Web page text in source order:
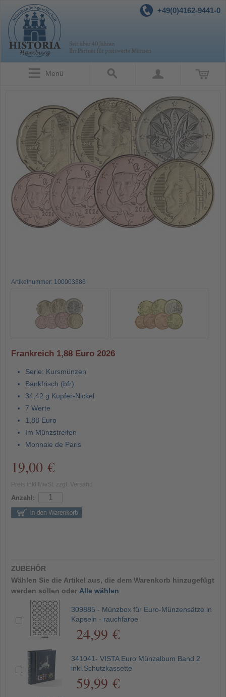
+49(0)4162-9441-0
Menü
Artikelnummer: 100003386
Frankreich 1,88 Euro 2026
Serie: Kursmünzen
Bankfrisch (bfr)
34,42 g Kupfer-Nickel
7 Werte
1,88 Euro
Im Münzstreifen
Monnaie de Paris
19,00 €
Anzahl:
ZUBEHÖR
Wählen Sie die Artikel aus, die dem Warenkorb hinzugefügt
werden sollen oder Alle wählen
309885 - Münzbox für Euro-Münzensätze in
Kapseln - rauchfarbe
24,99 €
341041- VISTA Euro Münzalbum Band 2
inkl.Schutzkassette
59,99 €